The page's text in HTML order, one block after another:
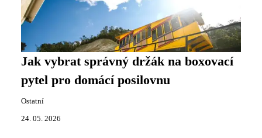
Jak vybrat správný držák na boxovací
pytel pro domácí posilovnu
Ostatní
24. 05. 2026